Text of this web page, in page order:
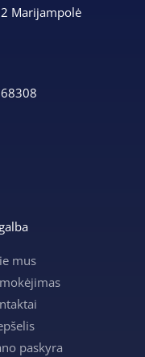
Marijampolė
mus
paskyra